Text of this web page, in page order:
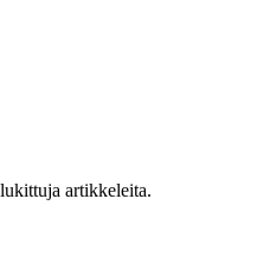
artikkeleita.